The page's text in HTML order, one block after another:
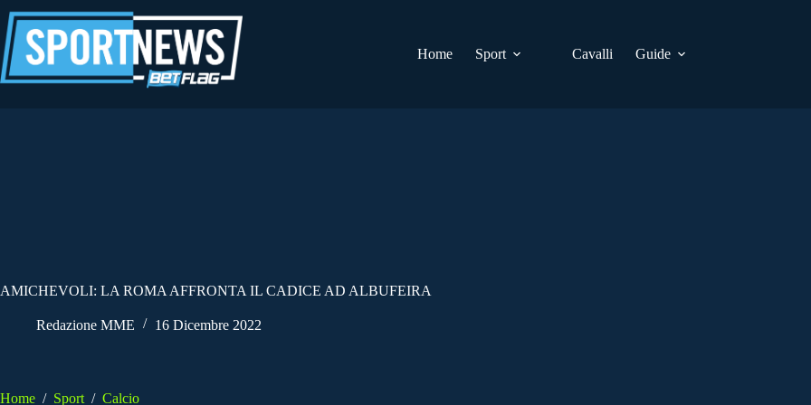
al
contenuto
Home
Sport Cavalli Guide
AMICHEVOLI: LA ROMA AFFRONTA IL CADICE AD ALBUFEIRA
Redazione MME 16 Dicembre 2022
Home / Sport / Calcio